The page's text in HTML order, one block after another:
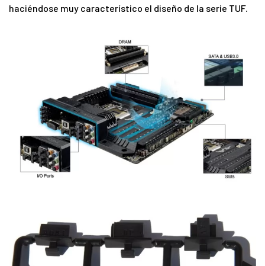
haciéndose muy característico el diseño de la serie TUF.